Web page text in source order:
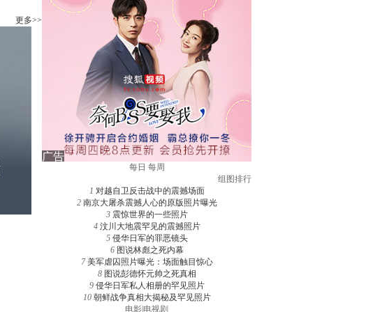
更多>>
每日 每周
组图排行
1 对越自卫反击战中的震撼场面
2 南京大屠杀震撼人心的原版照片曝光
3 震惊世界的一些照片
4 汶川大地震罕见的震撼照片
5 侵华日军的罪恶镜头
6 图说林彪之死内幕
7 美军虐囚照片曝光：场面触目惊心
8 图说彭德怀元帅之死真相
9 侵华日军私人相册的罕见照片
10 朝鲜战争真相大揭秘及罕见照片
电影 电视剧